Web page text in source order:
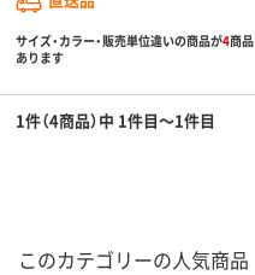
サイズ・カラー・販売単位違いの商品が4商品
あります
1件（4商品）中 1件目～1件目
このカテゴリーの人気商品